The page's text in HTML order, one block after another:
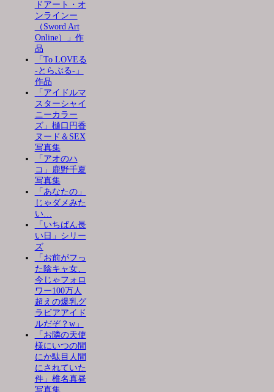
ドアート・オ
ンラインー
（Sword Art
Online）」作
品
「To LOVEる
-とらぶる-」
作品
「アイドルマ
スターシャイ
ニーカラー
ズ」樋口円香
ヌード＆SEX
写真集
「アオのハ
コ」鹿野千夏
写真集
「あなたの」
じゃダメみた
い…
「いちばん長
い日」シリー
ズ
「お前がフっ
た陰キャ女、
今じゃフォロ
ワー100万人
超えの爆乳グ
ラビアアイド
ルだぞ？w」
「お隣の天使
様にいつの間
にか駄目人間
にされていた
件」椎名真昼
写真集